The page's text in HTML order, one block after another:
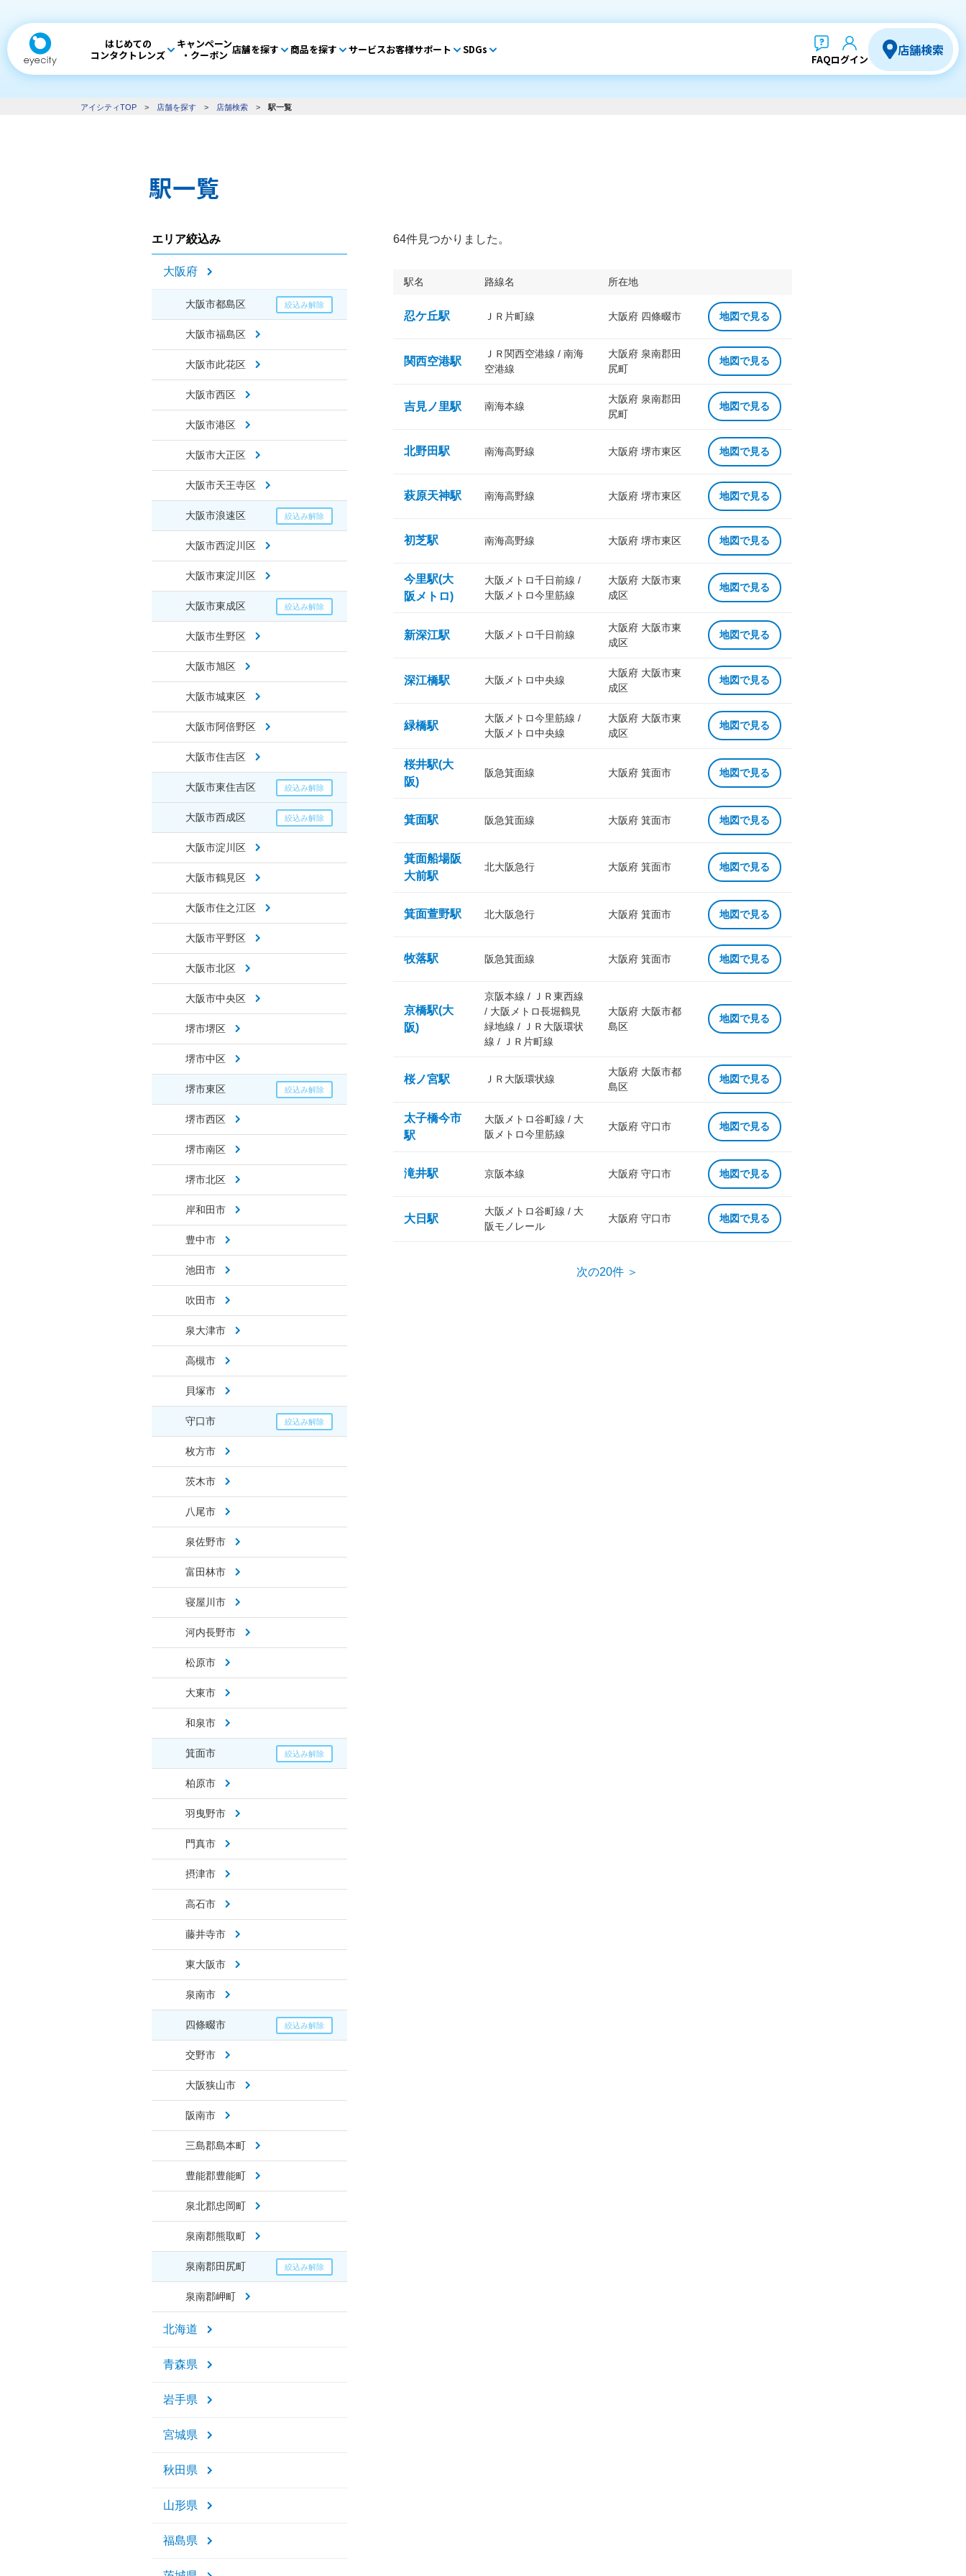
はじめての
コンタクトレンズ
キャンペーン
・クーポン 店舗を探す 商品を探す サービスお客様サポート SDGs
FAQログイン
店舗検索
アイシティTOP > 店舗を探す > 店舗検索 > 駅一覧
駅一覧
エリア絞込み
大阪府
大阪市都島区
大阪市福島区
大阪市此花区
大阪市西区
大阪市港区
大阪市大正区
大阪市天王寺区
大阪市浪速区
大阪市西淀川区
大阪市東淀川区
大阪市東成区
大阪市生野区
大阪市旭区
大阪市城東区
大阪市阿倍野区
大阪市住吉区
大阪市東住吉区
大阪市西成区
大阪市淀川区
大阪市鶴見区
大阪市住之江区
大阪市平野区
大阪市北区
大阪市中央区
堺市堺区
堺市中区
堺市東区
堺市西区
堺市南区
堺市北区
岸和田市
豊中市
池田市
吹田市
泉大津市
高槻市
貝塚市
守口市
枚方市
茨木市
八尾市
泉佐野市
富田林市
寝屋川市
河内長野市
松原市
大東市
和泉市
箕面市
柏原市
羽曳野市
門真市
摂津市
高石市
藤井寺市
東大阪市
泉南市
四條畷市
交野市
大阪狭山市
阪南市
三島郡島本町
豊能郡豊能町
泉北郡忠岡町
泉南郡熊取町
泉南郡田尻町
泉南郡岬町
北海道
青森県
岩手県
宮城県
秋田県
山形県
福島県
64件見つかりました。
駅名 路線名 所在地
忍ケ丘駅 ＪＲ片町線 大阪府 四條畷市 地図で見る
関西空港駅
ＪＲ関西空港線 / 南海
空港線
大阪府 泉南郡田
尻町
地図で見る
吉見ノ里駅 南海本線
大阪府 泉南郡田
尻町
地図で見る
北野田駅 南海高野線 大阪府 堺市東区 地図で見る
萩原天神駅 南海高野線 大阪府 堺市東区 地図で見る
初芝駅 南海高野線 大阪府 堺市東区 地図で見る
今里駅(大
阪メトロ)
大阪メトロ千日前線 /
大阪メトロ今里筋線
大阪府 大阪市東
成区
地図で見る
新深江駅 大阪メトロ千日前線
大阪府 大阪市東
成区
地図で見る
深江橋駅 大阪メトロ中央線
大阪府 大阪市東
成区
地図で見る
緑橋駅
大阪メトロ今里筋線 /
大阪メトロ中央線
大阪府 大阪市東
成区
地図で見る
桜井駅(大
阪)
阪急箕面線 大阪府 箕面市 地図で見る
箕面駅 阪急箕面線 大阪府 箕面市 地図で見る
箕面船場阪
大前駅
北大阪急行 大阪府 箕面市 地図で見る
箕面萱野駅 北大阪急行 大阪府 箕面市 地図で見る
牧落駅 阪急箕面線 大阪府 箕面市 地図で見る
京橋駅(大
阪)
京阪本線 / ＪＲ東西線
/ 大阪メトロ長堀鶴見
緑地線 / ＪＲ大阪環状
線 / ＪＲ片町線
大阪府 大阪市都
島区
地図で見る
桜ノ宮駅 ＪＲ大阪環状線
大阪府 大阪市都
島区
地図で見る
太子橋今市
駅
大阪メトロ谷町線 / 大
阪メトロ今里筋線
大阪府 守口市 地図で見る
滝井駅 京阪本線 大阪府 守口市 地図で見る
大日駅
大阪メトロ谷町線 / 大
阪モノレール
大阪府 守口市 地図で見る
次の20件 ＞